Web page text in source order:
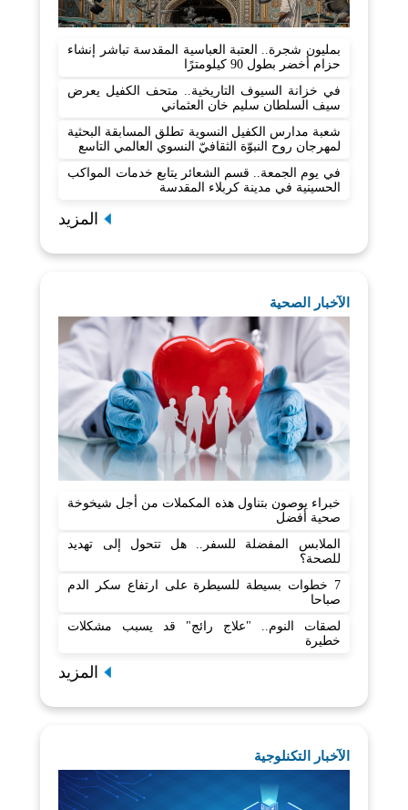
بمليون شجرة.. العتبة العباسية المقدسة تباشر إنشاء
حزام أخضر بطول 90 كيلومترًا
في خزانة السيوف التاريخية.. متحف الكفيل يعرض
سيف السلطان سليم خان العثماني
شعبة مدارس الكفيل النسوية تطلق المسابقة البحثية
لمهرجان روح النبوّة الثقافيّ النسوي العالمي التاسع
في يوم الجمعة.. قسم الشعائر يتابع خدمات المواكب
الحسينية في مدينة كربلاء المقدسة
المزيد
الآخبار الصحية
خبراء يوصون بتناول هذه المكملات من أجل شيخوخة
صحية أفضل
الملابس المفضلة للسفر.. هل تتحول إلى تهديد
للصحة؟
7 خطوات بسيطة للسيطرة على ارتفاع سكر الدم
صباحا
لصقات النوم.. "علاج رائج" قد يسبب مشكلات
خطيرة
المزيد
الآخبار التكنلوجية